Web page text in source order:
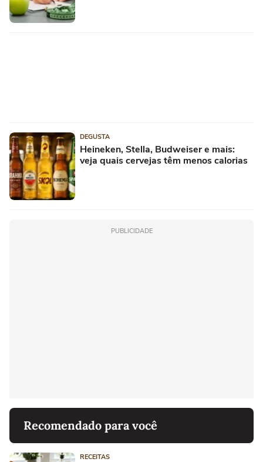
DEGUSTA
Heineken, Stella, Budweiser e mais:
veja quais cervejas têm menos calorias
PUBLICIDADE
Recomendado para você
RECEITAS